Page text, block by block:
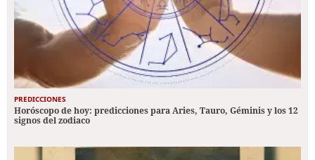
PREDICCIONES
Horóscopo de hoy: predicciones para Aries, Tauro, Géminis y los 12
signos del zodiaco